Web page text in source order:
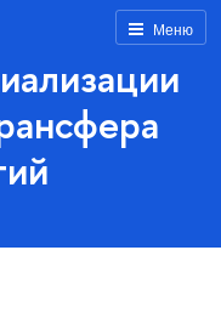
Меню